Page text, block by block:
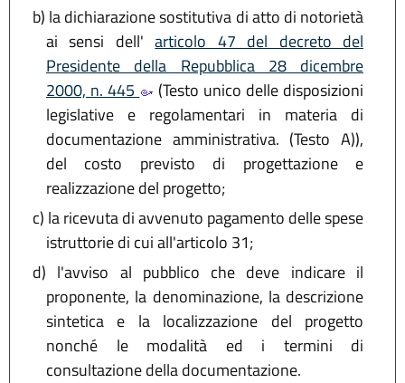
b) la dichiarazione sostitutiva di atto di notorietà
ai sensi dell'articolo 47 del decreto del
Presidente della Repubblica 28 dicembre
2000, n. 445
(Testo unico delle disposizioni
legislative e regolamentari in materia di
documentazione amministrativa. (Testo A)),
del costo previsto di progettazione e
realizzazione del progetto;
c) la ricevuta di avvenuto pagamento delle spese
istruttorie di cui all'articolo 31;
d) l'avviso al pubblico che deve indicare il
proponente, la denominazione, la descrizione
sintetica e la localizzazione del progetto
nonché le modalità ed i termini di
consultazione della documentazione.